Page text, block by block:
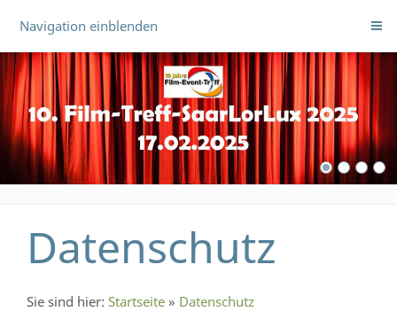
Navigation einblenden
Datenschutz
Sie sind hier: Startseite » Datenschutz